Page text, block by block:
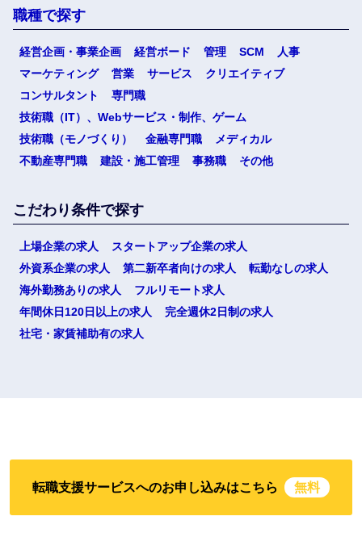
職種で探す
経営企画・事業企画 経営ボード 管理 SCM
人事
マーケティング
営業 サービス
クリエイティブ
コンサルタント
専門職
技術職（IT）、Webサービス・制作、ゲーム
技術職（モノづくり）
金融専門職
メディカル
不動産専門職
建設・施工管理 事務職 その他
こだわり条件で探す
上場企業の求人
スタートアップ企業の求人
外資系企業の求人
第二新卒者向けの求人
転勤なしの求人
海外勤務ありの求人
フルリモート求人
年間休日120日以上の求人
完全週休2日制の求人
社宅・家賃補助有の求人
転職支援サービスへのお申し込みはこちら 無料